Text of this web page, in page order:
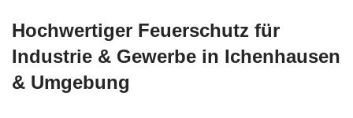
Hochwertiger Feuerschutz für
Industrie & Gewerbe in Ichenhausen
& Umgebung